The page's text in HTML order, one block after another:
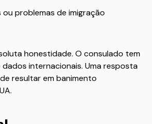
problemas de imigração
honestidade. O consulado tem
internacionais. Uma resposta
resultar em banimento